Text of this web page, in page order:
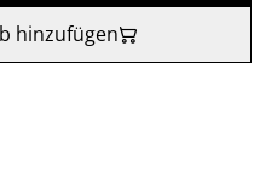
hinzufügen